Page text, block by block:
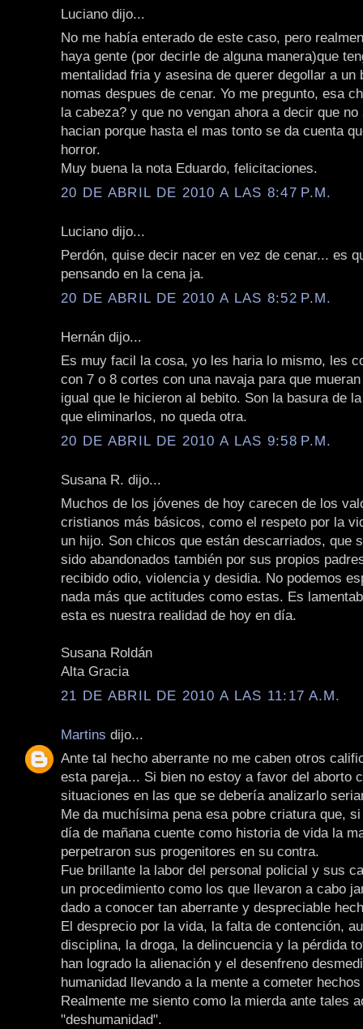
Luciano dijo...
No me había enterado de este caso, pero
haya gente (por decirle de alguna manera)que
mentalidad fria y asesina de querer degollar a un
nomas despues de cenar. Yo me pregunto, esa
la cabeza? y que no vengan ahora a decir que no
hacian porque hasta el mas tonto se da cuenta
horror.
Muy buena la nota Eduardo, felicitaciones.
20 DE ABRIL DE 2010 A LAS 8:47 P.M.
Luciano dijo...
Perdón, quise decir nacer en vez de cenar... es
pensando en la cena ja.
20 DE ABRIL DE 2010 A LAS 8:52 P.M.
Hernán dijo...
Es muy facil la cosa, yo les haria lo mismo, les
con 7 o 8 cortes con una navaja para que
igual que le hicieron al bebito. Son la basura de
que eliminarlos, no queda otra.
20 DE ABRIL DE 2010 A LAS 9:58 P.M.
Susana R. dijo...
Muchos de los jóvenes de hoy carecen de los
cristianos más básicos, como el respeto por la
un hijo. Son chicos que están descarriados, que
sido abandonados también por sus propios
recibido odio, violencia y desidia. No podemos
nada más que actitudes como estas. Es
esta es nuestra realidad de hoy en día.
Susana Roldán
Alta Gracia
21 DE ABRIL DE 2010 A LAS 11:17 A.M.
Martins dijo...
Ante tal hecho aberrante no me caben otros
esta pareja... Si bien no estoy a favor del aborto
situaciones en las que se debería analizarlo
Me da muchísima pena esa pobre criatura que,
día de mañana cuente como historia de vida la
perpetraron sus progenitores en su contra.
Fue brillante la labor del personal policial y sus
un procedimiento como los que llevaron a cabo
dado a conocer tan aberrante y despreciable
El desprecio por la vida, la falta de contención,
disciplina, la droga, la delincuencia y la pérdida
han logrado la alienación y el desenfreno
humanidad llevando a la mente a cometer
Realmente me siento como la mierda ante tales
"deshumanidad".